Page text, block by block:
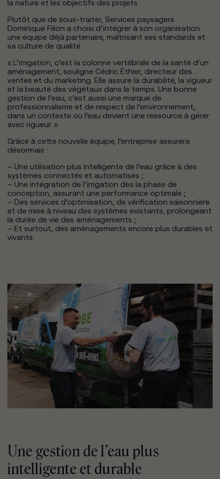
la nature et les objectifs des projets.
Plutôt que de sous-traiter, Services paysagers
Dominique Filion a choisi d’intégrer à son organisation
une équipe déjà partenaire, maîtrisant ses standards et
sa culture de qualité.
« L’irrigation, c’est la colonne vertébrale de la santé d’un
aménagement, souligne Cédric Éthier, directeur des
ventes et du marketing. Elle assure la durabilité, la vigueur
et la beauté des végétaux dans le temps. Une bonne
gestion de l’eau, c’est aussi une marque de
professionnalisme et de respect de l’environnement,
dans un contexte où l’eau devient une ressource à gérer
avec rigueur. »
Grâce à cette nouvelle équipe, l’entreprise assurera
désormais :
– Une utilisation plus intelligente de l’eau grâce à des
systèmes connectés et automatisés ;
– Une intégration de l’irrigation dès la phase de
conception, assurant une performance optimale ;
– Des services d’optimisation, de vérification saisonnière
et de mise à niveau des systèmes existants, prolongeant
la durée de vie des aménagements ;
– Et surtout, des aménagements encore plus durables et
vivants.
Une gestion de l’eau plus
intelligente et durable